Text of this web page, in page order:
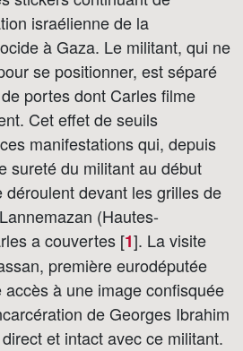
israélienne de la
à Gaza. Le militant, qui ne
se positionner, est séparé
portes dont Carles filme
Cet effet de seuils
manifestations qui, depuis
sureté du militant au début
devant les grilles de
(Hautes-
a couvertes [1]. La visite
première eurodéputée
à une image confisquée
de Georges Ibrahim
et intact avec ce militant.